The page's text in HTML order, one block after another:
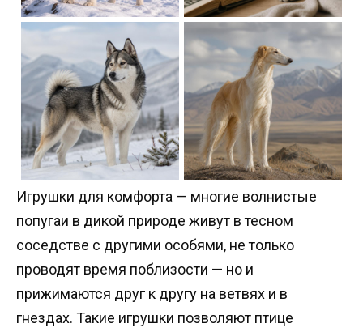
Игрушки для комфорта — многие волнистые
попугаи в дикой природе живут в тесном
соседстве с другими особями, не только
проводят время поблизости — но и
прижимаются друг к другу на ветвях и в
гнездах. Такие игрушки позволяют птице